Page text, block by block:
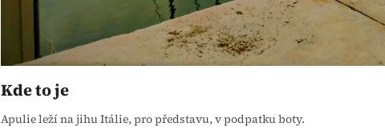
Kde to je
Apulie leží na jihu Itálie, pro představu, v podpatku boty.